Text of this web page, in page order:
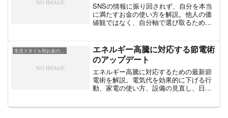
SNSの情報に振り回されず、自分を本当
に満たすお金の使い方を解説。他人の価
値観ではなく、自分軸で選び取るための
生活スタイル別お金の工夫
エネルギー高騰に対応する節電術
のアップデート
エネルギー高騰に対応するための最新節
電術を解説。電気代を効果的に下げる行
動、家電の使い方、設備の見直し、日常